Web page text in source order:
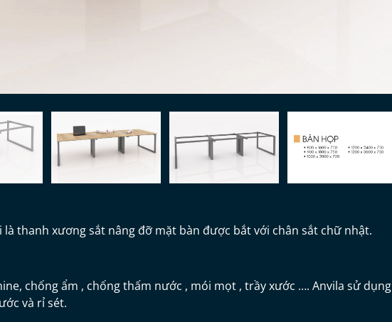
thanh xương sắt nâng đỡ mặt bàn được bắt với chân sắt chữ nhật.
chống ẩm , chống thấm nước , mói mọt , trầy xước …. Anvila sử dụng
và rỉ sét.